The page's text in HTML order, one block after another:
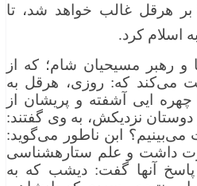
هرقل غالب خواهد شد، تا
اسلام كرد.
و رهبر مسیحیان شام؛ كه از
می‌كند كه: روزی، هرقل به
چهره ایی آشفته و پریشان از
نزدیكش، به وی گفتند:
می‌بینیم؟ ابن ناطور می‌گوید:
داشت و علم ستاره‏شناسی
آنها گفت: دیشب كه به